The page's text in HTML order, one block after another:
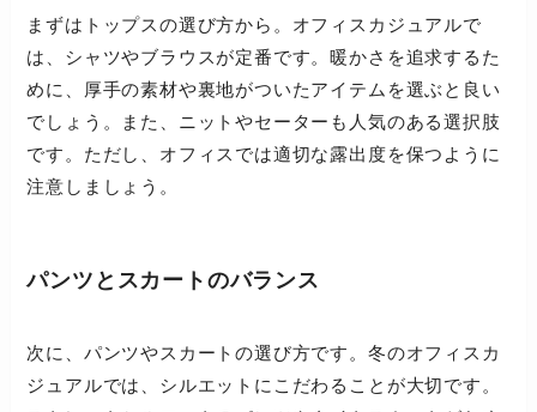
まずはトップスの選び方から。オフィスカジュアルで
は、シャツやブラウスが定番です。暖かさを追求するた
めに、厚手の素材や裏地がついたアイテムを選ぶと良い
でしょう。また、ニットやセーターも人気のある選択肢
です。ただし、オフィスでは適切な露出度を保つように
注意しましょう。
パンツとスカートのバランス
次に、パンツやスカートの選び方です。冬のオフィスカ
ジュアルでは、シルエットにこだわることが大切です。